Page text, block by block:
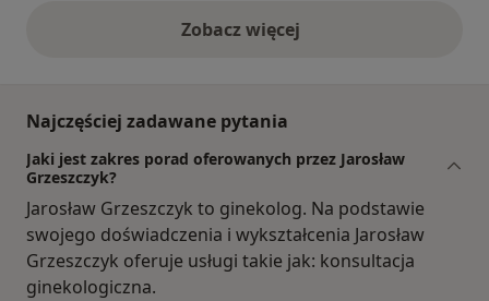
Zobacz więcejopinie powyżej
Najczęściej zadawane pytania
Jaki jest zakres porad oferowanych przez Jarosław
Grzeszczyk?
Jarosław Grzeszczyk to ginekolog. Na podstawie
swojego doświadczenia i wykształcenia Jarosław
Grzeszczyk oferuje usługi takie jak: konsultacja
ginekologiczna.